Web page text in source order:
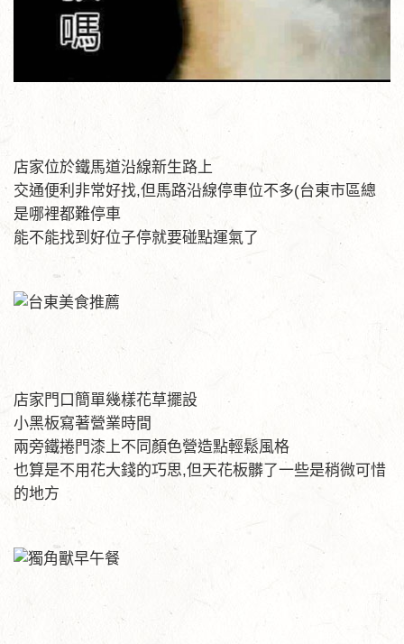
店家位於鐵馬道沿線新生路上
交通便利非常好找,但馬路沿線停車位不多(台東市區總
是哪裡都難停車
能不能找到好位子停就要碰點運氣了
店家門口簡單幾樣花草擺設
小黑板寫著營業時間
兩旁鐵捲門漆上不同顏色營造點輕鬆風格
也算是不用花大錢的巧思,但天花板髒了一些是稍微可惜
的地方